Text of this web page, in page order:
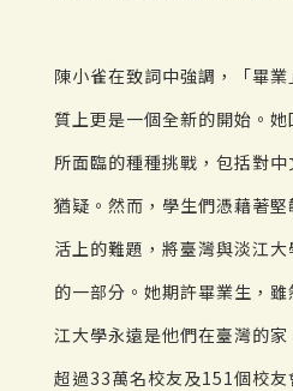
陳小雀在致詞中強調，「畢
質上更是一個全新的開始。
所面臨的種種挑戰，包括對
猶疑。然而，學生們憑藉著
活上的難題，將臺灣與淡江
的一部分。她期許畢業生，
江大學永遠是他們在臺灣的
超過33萬名校友及151個校